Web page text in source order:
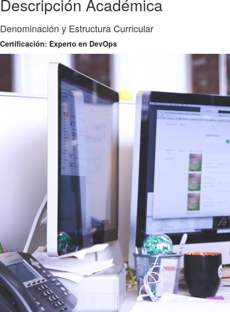
Descripción Académica
Denominación y Estructura Curricular
Certificación: Experto en DevOps